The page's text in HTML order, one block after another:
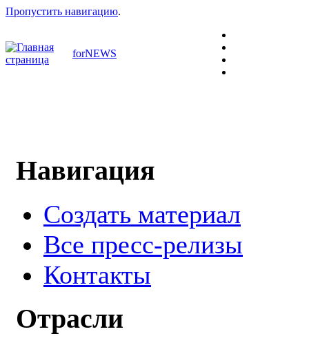
Пропустить навигацию.
forNEWS
Навигация
Создать материал
Все пресс-релизы
Контакты
Отрасли